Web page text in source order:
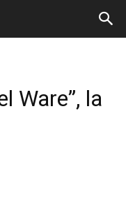
Ware”, la